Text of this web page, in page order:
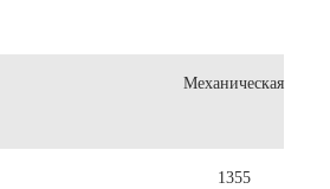
Механическая
1355